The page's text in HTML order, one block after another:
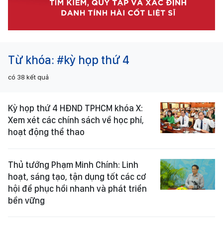
Từ khóa: #kỳ họp thứ 4
có 38 kết quả
Kỳ họp thứ 4 HĐND TPHCM khóa X:
Xem xét các chính sách về học phí,
hoạt động thể thao
Thủ tướng Phạm Minh Chính: Linh
hoạt, sáng tạo, tận dụng tốt các cơ
hội để phục hồi nhanh và phát triển
bền vững